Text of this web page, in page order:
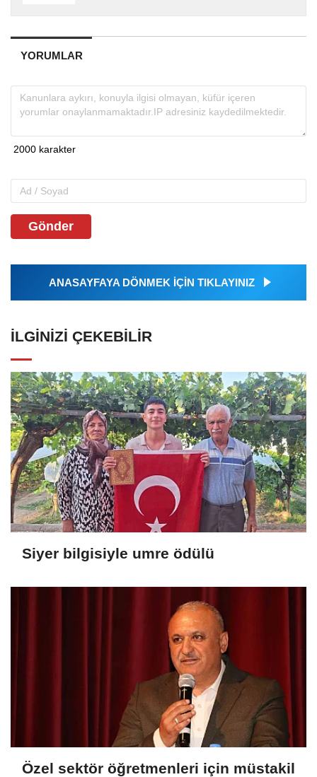
YORUMLAR
Gönder
ANASAYFAYA DÖNMEK İÇİN TIKLAYINIZ
İLGINIZI ÇEKEBILIR
Siyer bilgisiyle umre ödülü
Özel sektör öğretmenleri için müstakil